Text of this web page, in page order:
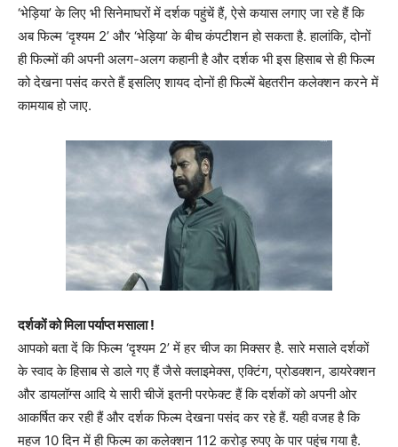
‘भेड़िया’ के लिए भी सिनेमाघरों में दर्शक पहुंचें हैं, ऐसे कयास लगाए जा रहे हैं कि
अब फिल्म ‘दृश्यम 2’ और ‘भेड़िया’ के बीच कंपटीशन हो सकता है. हालांकि, दोनों
ही फिल्मों की अपनी अलग-अलग कहानी है और दर्शक भी इस हिसाब से ही फिल्म
को देखना पसंद करते हैं इसलिए शायद दोनों ही फिल्में बेहतरीन कलेक्शन करने में
कामयाब हो जाए.
दर्शकों को मिला पर्याप्त मसाला !
आपको बता दें कि फिल्म ‘दृश्यम 2’ में हर चीज का मिक्सर है. सारे मसाले दर्शकों
के स्वाद के हिसाब से डाले गए हैं जैसे क्लाइमेक्स, एक्टिंग, प्रोडक्शन, डायरेक्शन
और डायलॉग्स आदि ये सारी चीजें इतनी परफेक्ट हैं कि दर्शकों को अपनी ओर
आकर्षित कर रही हैं और दर्शक फिल्म देखना पसंद कर रहे हैं. यही वजह है कि
महज 10 दिन में ही फिल्म का कलेक्शन 112 करोड़ रुपए के पार पहुंच गया है.